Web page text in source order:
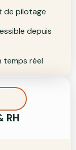
de pilotage
depuis
temps réel
RH